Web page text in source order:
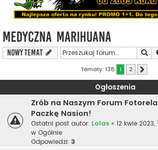
Medyczna Marihuana
NOWY TEMAT
Tematy: 138 1 2
Ogłoszenia
Zrób na Naszym Forum
Paczkę Nasion!
Ostatni post autor: Lolas « 12 kwie 2023,
w Ogólnie
Odpowiedzi: 3